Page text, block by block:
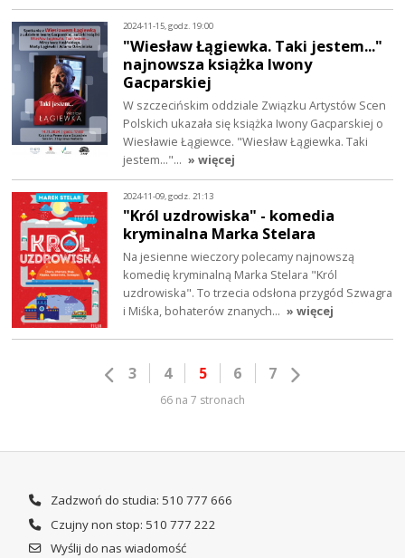
2024-11-15, godz. 19:00
"Wiesław Łągiewka. Taki jestem..."
najnowsza książka Iwony
Gacparskiej
W szczecińskim oddziale Związku Artystów Scen
Polskich ukazała się książka Iwony Gacparskiej o
Wiesławie Łągiewce. "Wiesław Łągiewka. Taki
jestem..."… » więcej
2024-11-09, godz. 21:13
"Król uzdrowiska" - komedia
kryminalna Marka Stelara
Na jesienne wieczory polecamy najnowszą
komedię kryminalną Marka Stelara "Król
uzdrowiska". To trzecia odsłona przygód Szwagra
i Miśka, bohaterów znanych… » więcej
3 4 5 6 7
66 na 7 stronach
Zadzwoń do studia: 510 777 666
Czujny non stop: 510 777 222
Wyślij do nas wiadomość